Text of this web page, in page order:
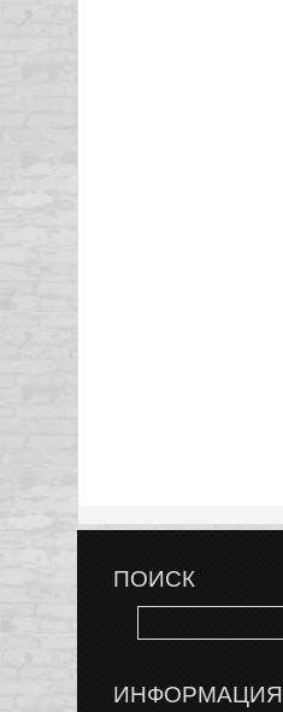
ПОИСК
ИНФОРМАЦИЯ